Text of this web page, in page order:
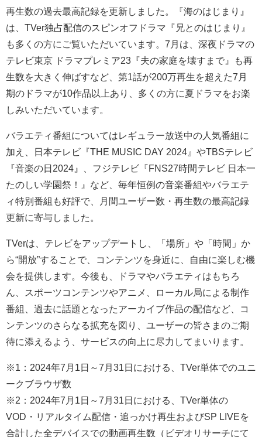
再生数の過去最高記録を更新しました。『海のはじまり』
は、TVer独占配信のスピンオフドラマ『兄とのはじまり』
も多くの方にご覧いただいています。7月は、深夜ドラマの
テレビ東京 ドラマプレミア23『夫の家庭を壊すまで』も再
生数を大きく伸ばすなど、第1話が200万再生を超えた7月
期のドラマが10作品以上あり、多くの方に夏ドラマをお楽
しみいただいています。
バラエティ番組についてはレギュラー放送中の人気番組に
加え、日本テレビ『THE MUSIC DAY 2024』やTBSテレビ
『音楽の日2024』、フジテレビ『FNS27時間テレビ 日本一
たのしい学園祭！』など、毎年恒例の音楽番組やバラエテ
ィ特別番組も好評で、月間ユーザー数・再生数の最高記録
更新に寄与しました。
TVerは、テレビをアップデートし、「場所」や「時間」か
ら“開放”することで、コンテンツを身近に、自由に楽しむ機
会を提供します。今後も、ドラマやバラエティはもちろ
ん、スポーツコンテンツやアニメ、ローカル局による制作
番組、過去に話題となったアーカイブ作品の配信など、コ
ンテンツのさらなる拡充を図り、ユーザーの皆さまのご期
待に添えるよう、サービスの向上に尽力してまいります。
※1：2024年7月1日～7月31日における、TVer単体でのユニ
ークブラウザ数
※2：2024年7月1日～7月31日における、TVer単体の
VOD・リアルタイム配信・追っかけ再生およびSP LIVEを
合計した全デバイスでの動画再生数（ビデオリサーチにて